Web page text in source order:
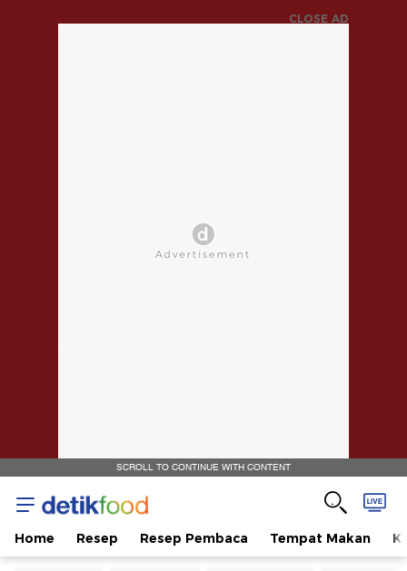
CLOSE AD
SCROLL TO CONTINUE WITH CONTENT
Home Resep Resep Pembaca Tempat Makan